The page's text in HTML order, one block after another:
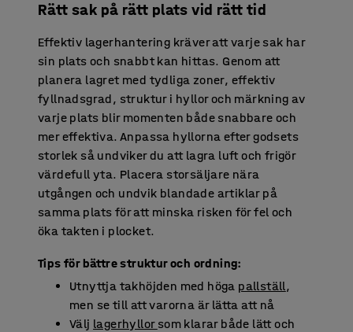
Rätt sak på rätt plats vid rätt tid
Effektiv lagerhantering kräver att varje sak har
sin plats och snabbt kan hittas. Genom att
planera lagret med tydliga zoner, effektiv
fyllnadsgrad, struktur i hyllor och märkning av
varje plats blir momenten både snabbare och
mer effektiva. Anpassa hyllorna efter godsets
storlek så undviker du att lagra luft och frigör
värdefull yta. Placera storsäljare nära
utgången och undvik blandade artiklar på
samma plats för att minska risken för fel och
öka takten i plocket.
Tips för bättre struktur och ordning:
Utnyttja takhöjden med höga pallställ,
men se till att varorna är lätta att nå
Välj lagerhyllor som klarar både lätt och